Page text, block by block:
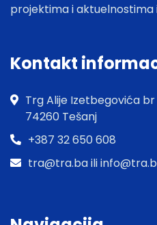
projektima i aktuelnostima
Kontakt
Trg Alije Izetbegovića br
74260 Tešanj
+387 32 650 608
tra@tra.ba ili